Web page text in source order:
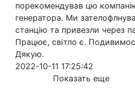
порекомендував цю
генератора. Ми
станцію та привезли через
Працює, світло є.
Дякую.
2022-10-11 17:25:42
Показать еще